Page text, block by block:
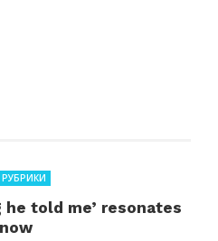
РУБРИКИ
told me’ resonates
now